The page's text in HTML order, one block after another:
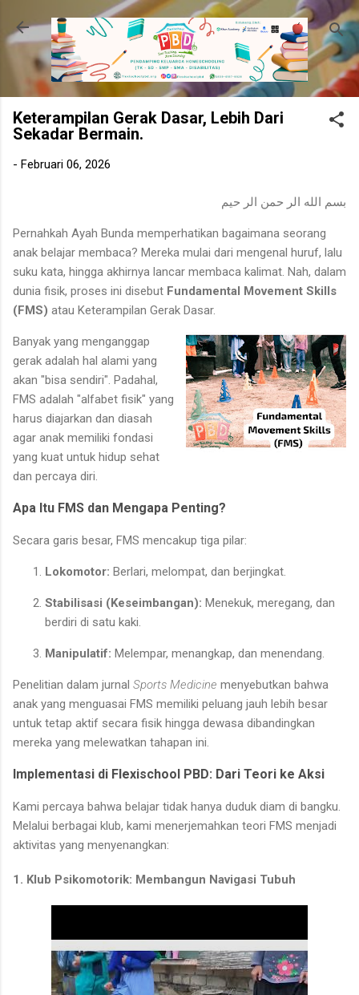
Langsung ke konten utama
Keterampilan Gerak Dasar, Lebih Dari
Sekadar Bermain.
- Februari 06, 2026
بسم الله الر حمن الر حيم
Pernahkah Ayah Bunda memperhatikan bagaimana seorang
anak belajar membaca? Mereka mulai dari mengenal huruf, lalu
suku kata, hingga akhirnya lancar membaca kalimat. Nah, dalam
dunia fisik, proses ini disebut Fundamental Movement Skills
(FMS) atau Keterampilan Gerak Dasar.
Banyak yang menganggap
gerak adalah hal alami yang
akan "bisa sendiri". Padahal,
FMS adalah "alfabet fisik" yang
harus diajarkan dan diasah
agar anak memiliki fondasi
yang kuat untuk hidup sehat
dan percaya diri.
Apa Itu FMS dan Mengapa Penting?
Secara garis besar, FMS mencakup tiga pilar:
Lokomotor: Berlari, melompat, dan berjingkat.
Stabilisasi (Keseimbangan): Menekuk, meregang, dan
berdiri di satu kaki.
Manipulatif: Melempar, menangkap, dan menendang.
Penelitian dalam jurnal Sports Medicine menyebutkan bahwa
anak yang menguasai FMS memiliki peluang jauh lebih besar
untuk tetap aktif secara fisik hingga dewasa dibandingkan
mereka yang melewatkan tahapan ini.
Implementasi di Flexischool PBD: Dari Teori ke Aksi
Kami percaya bahwa belajar tidak hanya duduk diam di bangku.
Melalui berbagai klub, kami menerjemahkan teori FMS menjadi
aktivitas yang menyenangkan:
1. Klub Psikomotorik: Membangun Navigasi Tubuh